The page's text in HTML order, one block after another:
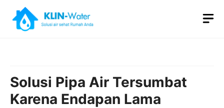
content
Solusi Pipa Air Tersumbat
Karena Endapan Lama